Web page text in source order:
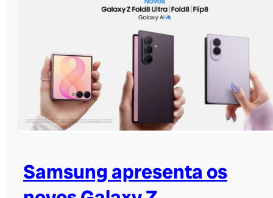
Samsung apresenta os